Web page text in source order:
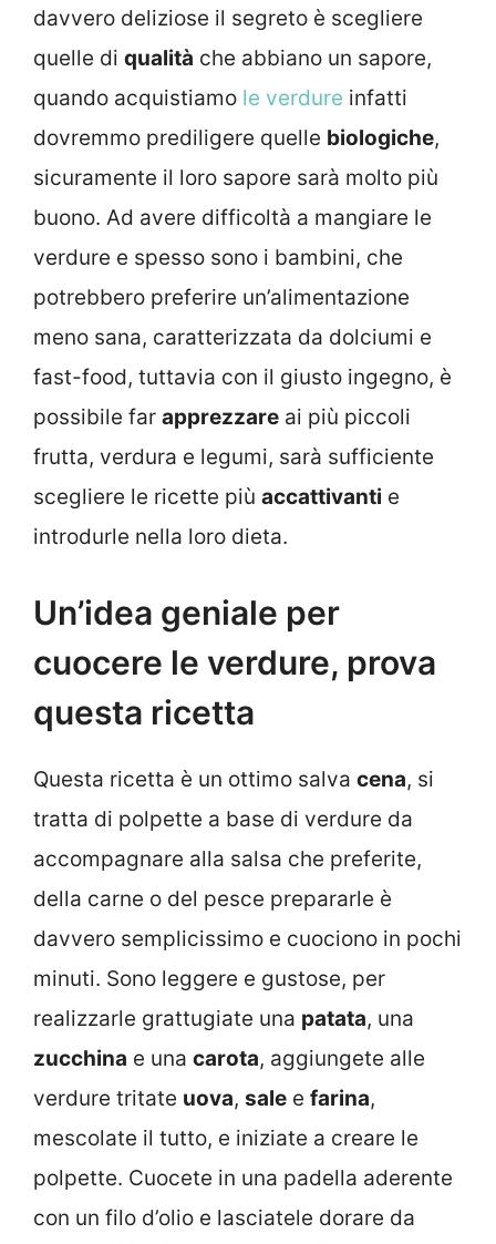
davvero deliziose il segreto è scegliere
quelle di qualità che abbiano un sapore,
quando acquistiamo le verdure infatti
dovremmo prediligere quelle biologiche,
sicuramente il loro sapore sarà molto più
buono. Ad avere difficoltà a mangiare le
verdure e spesso sono i bambini, che
potrebbero preferire un’alimentazione
meno sana, caratterizzata da dolciumi e
fast-food, tuttavia con il giusto ingegno, è
possibile far apprezzare ai più piccoli
frutta, verdura e legumi, sarà sufficiente
scegliere le ricette più accattivanti e
introdurle nella loro dieta.
Un’idea geniale per
cuocere le verdure, prova
questa ricetta
Questa ricetta è un ottimo salva cena, si
tratta di polpette a base di verdure da
accompagnare alla salsa che preferite,
della carne o del pesce prepararle è
davvero semplicissimo e cuociono in pochi
minuti. Sono leggere e gustose, per
realizzarle grattugiate una patata, una
zucchina e una carota, aggiungete alle
verdure tritate uova, sale e farina,
mescolate il tutto, e iniziate a creare le
polpette. Cuocete in una padella aderente
con un filo d’olio e lasciatele dorare da